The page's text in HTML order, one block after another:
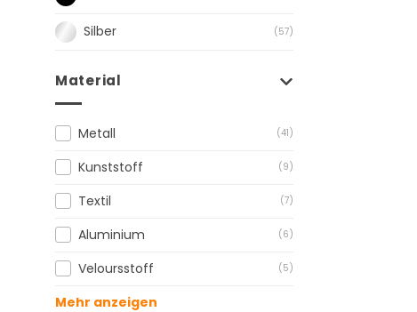
Silber (57)
Material
Metall (41)
Kunststoff (9)
Textil (7)
Aluminium (6)
Veloursstoff (5)
Mehr anzeigen